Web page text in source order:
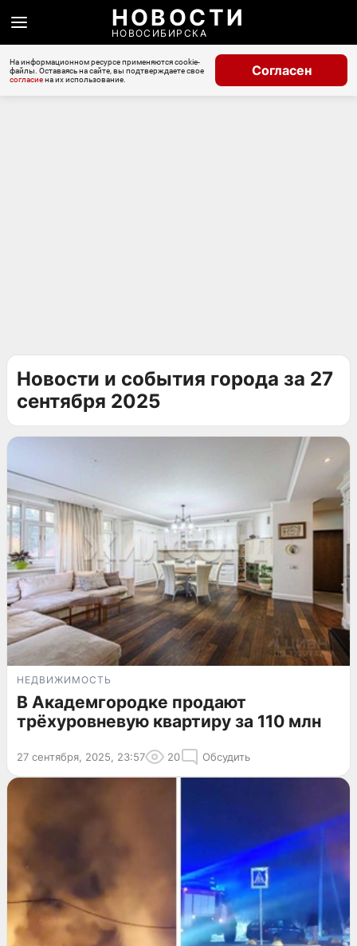
НОВОСТИ
НОВОСИБИРСКА
На информационном ресурсе применяются cookie-
файлы. Оставаясь на сайте, вы подтверждаете свое
согласиена их использование.
Согласен
Новости и события города за 27
сентября 2025
НЕДВИЖИМОСТЬ
В Академгородке продают
трёхуровневую квартиру за 110 млн
27 сентября, 2025, 23:57 20 Обсудить